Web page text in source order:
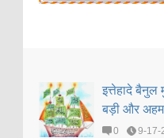
इत्तेहादे
बड़ी और
0 9-17-